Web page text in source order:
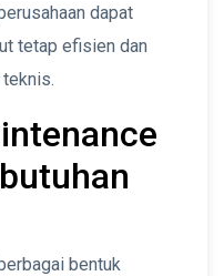
dapat
tetap efisien dan
bentuk